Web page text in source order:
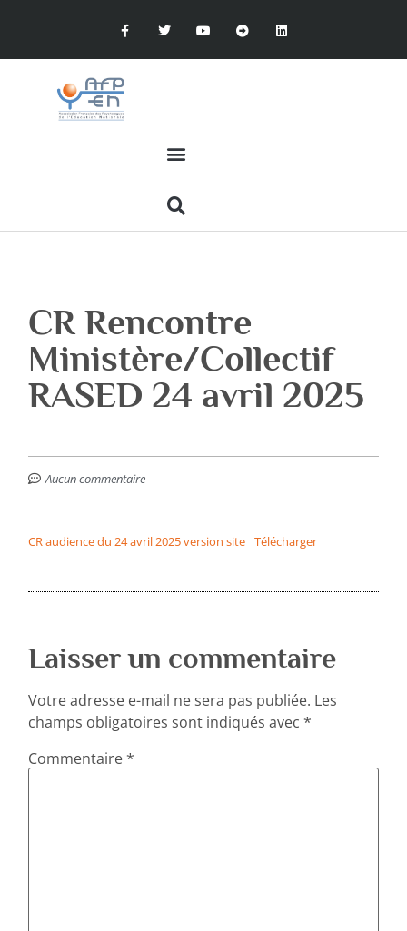
CR Rencontre
Ministère/Collectif
RASED 24 avril 2025
Aucun commentaire
CR audience du 24 avril 2025 version site Télécharger
Laisser un commentaire
Votre adresse e-mail ne sera pas publiée. Les
champs obligatoires sont indiqués avec*
Commentaire*